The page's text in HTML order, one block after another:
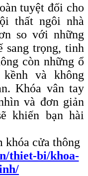
tuyệt đối cho
thất ngôi nhà
so với những
sang trọng, tinh
còn những ổ
và không
Khóa vân tay
và đơn giản
khiến bạn hài
khóa cửa thông
thiet-bi/khoa-